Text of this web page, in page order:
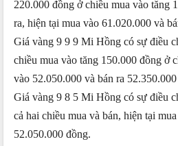
220.000 đồng ở chiều mua vào tăng
ra, hiện tại mua vào 61.020.000 và
Giá vàng 9 9 9 Mi Hồng có sự điều
chiều mua vào tăng 150.000 đồng ở
vào 52.050.000 và bán ra
Giá vàng 9 8 5 Mi Hồng có sự điều
cả hai chiều mua và bán, hiện tại
52.050.000 đồng.